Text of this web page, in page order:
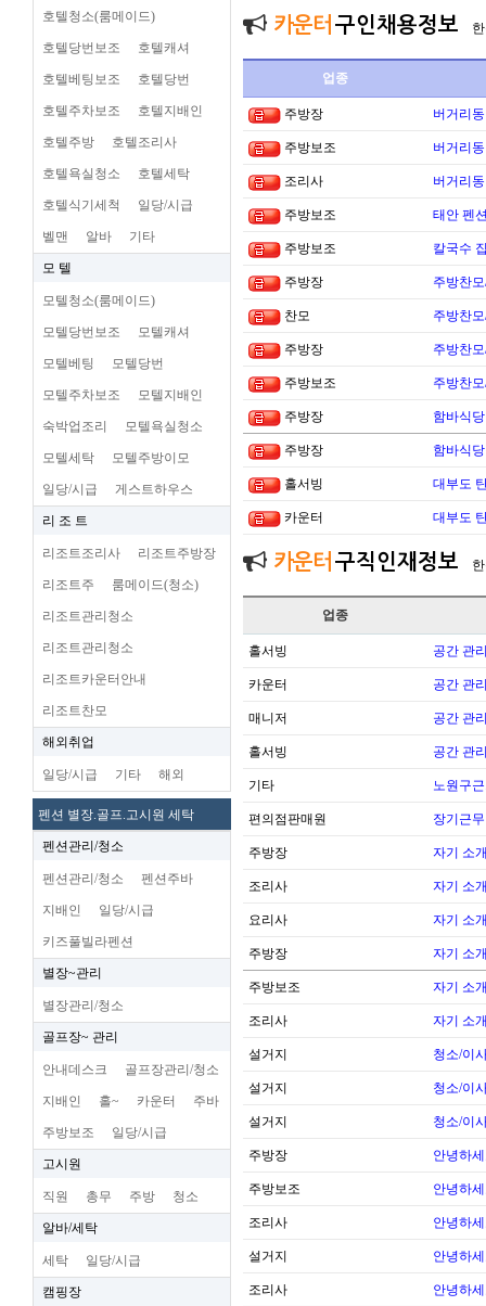
호텔청소(룸메이드)
호텔당번보조 호텔캐셔
호텔베팅보조 호텔당번
호텔주차보조 호텔지배인
호텔주방 호텔조리사
호텔욕실청소 호텔세탁
호텔식기세척 일당/시급
벨맨 알바 기타
모 텔
모텔청소(룸메이드)
모텔당번보조 모텔캐셔
모텔베팅 모텔당번
모텔주차보조 모텔지배인
숙박업조리 모텔욕실청소
모텔세탁 모텔주방이모
일당/시급 게스트하우스
리 조 트
리조트조리사 리조트주방장
리조트주 룸메이드(청소)
리조트관리청소
리조트관리청소
리조트카운터안내
리조트찬모
해외취업
일당/시급 기타 해외
펜션 별장.골프.고시원 세탁
펜션관리/청소
펜션관리/청소 펜션주바
지배인 일당/시급
키즈풀빌라펜션
별장~관리
별장관리/청소
골프장~ 관리
안내데스크 골프장관리/청소
지배인 홀~ 카운터 주바
주방보조 일당/시급
고시원
직원 총무 주방 청소
알바/세탁
세탁 일당/시급
캠핑장
카운터 구인채용정보
업종
주방장 버거리
주방보조 버거리
조리사 버거리
주방보조 태안 펜
주방보조 칼국수
주방장 주방찬
찬모 주방찬
주방장 주방찬
주방보조 주방찬
주방장 함바식
주방장 함바식
홀서빙 대부도
카운터 대부도
카운터 구직인재정보
업종
홀서빙 공간 관
카운터 공간 관
매니저 공간 관
홀서빙 공간 관
기타 노원구
편의점판매원 장기근
주방장 자기 소
조리사 자기 소
요리사 자기 소
주방장 자기 소
주방보조 자기 소
조리사 자기 소
설거지 청소/이
설거지 청소/이
설거지 청소/이
주방장 안녕하
주방보조 안녕하
조리사 안녕하
설거지 안녕하
조리사 안녕하